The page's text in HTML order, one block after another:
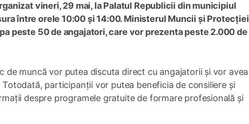
vineri, 29 mai, la Palatul Republicii din municipiul
între orele 10:00 și 14:00. Ministerul Muncii și Protecției
peste 50 de angajatori, care vor prezenta peste 2.000 de
de muncă vor putea discuta direct cu angajatorii și vor avea
participanții vor putea beneficia de consiliere și
despre programele gratuite de formare profesională și